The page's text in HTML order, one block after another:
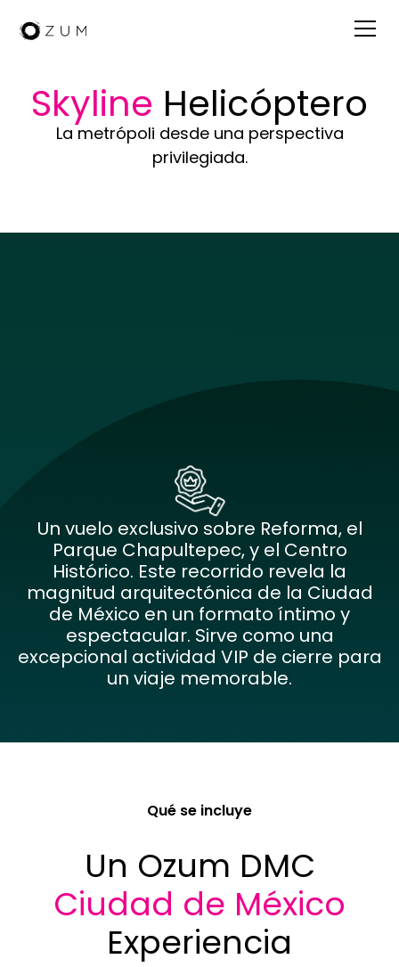
Skyline Helicóptero
La metrópoli desde una perspectiva
privilegiada.
Un vuelo exclusivo sobre Reforma, el
Parque Chapultepec, y el Centro
Histórico. Este recorrido revela la
magnitud arquitectónica de la Ciudad
de México en un formato íntimo y
espectacular. Sirve como una
excepcional actividad VIP de cierre para
un viaje memorable.
Qué se incluye
Un Ozum DMC
Ciudad de México
Experiencia